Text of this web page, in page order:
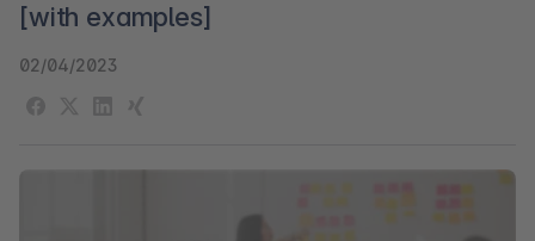
[with examples]
02/04/2023